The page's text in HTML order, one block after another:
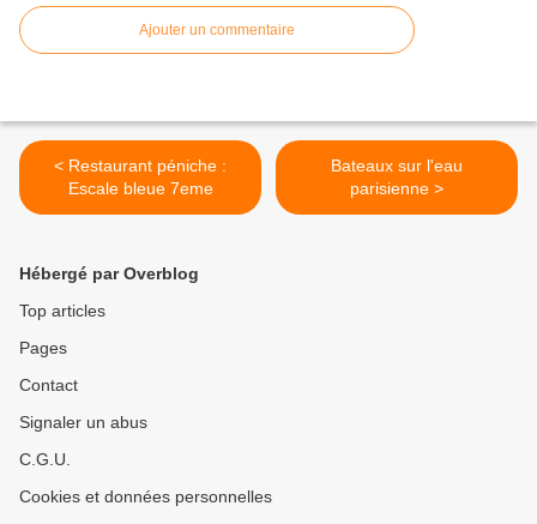
Ajouter un commentaire
< Restaurant péniche :
Escale bleue 7eme
Bateaux sur l'eau
parisienne >
Hébergé par Overblog
Top articles
Pages
Contact
Signaler un abus
C.G.U.
Cookies et données personnelles